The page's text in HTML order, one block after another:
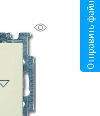
Отправить файл